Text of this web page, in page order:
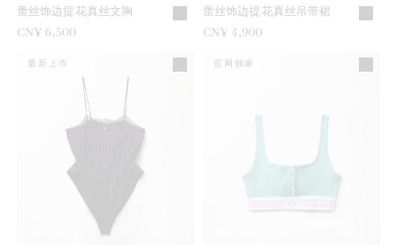
蕾丝饰边提花真丝文胸
CN¥ 6,500
蕾丝饰边提花真丝吊带裙
CN¥ 4,900
最新上市 官网独家